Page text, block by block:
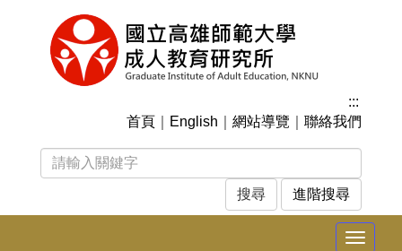
:::
首頁
English 網站導覽 聯絡我們
進階搜尋
Toggle